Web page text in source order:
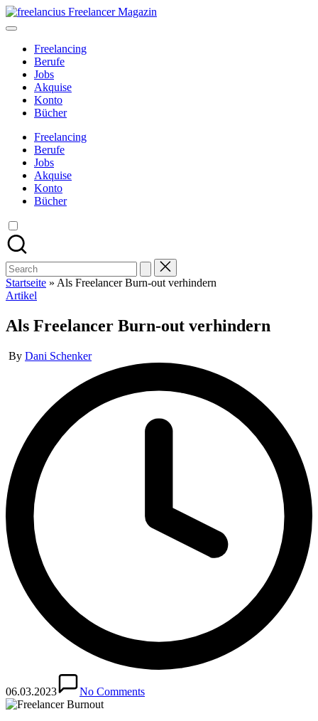
Skip
to
Das
Wohnzimmer
Freelancer
Freelancing
Berufe
Jobs
Akquise
Konto
Bücher
Freelancing
Berufe
Jobs
Akquise
Konto
Bücher
Search
for:
Startseite » Als Freelancer Burn-out verhindern
Posted
Artikel
Als Freelancer Burn-out verhindern
Posted
By Dani Schenker
06.03.2023 No Comments